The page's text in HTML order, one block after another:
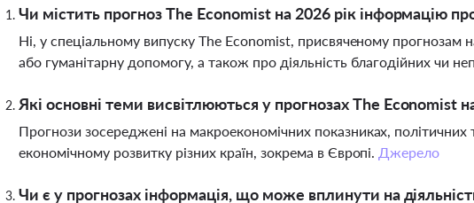
Чи містить прогноз The Economist на 2026 рік інформацію
Ні, у спеціальному випуску The Economist, присвяченому прогнозам
або гуманітарну допомогу, а також про діяльність благодійних чи
Які основні теми висвітлюються у прогнозах The Economist
Прогнози зосереджені на макроекономічних показниках, політичних
економічному розвитку різних країн, зокрема в Європі. Джерело
Чи є у прогнозах інформація, що може вплинути на